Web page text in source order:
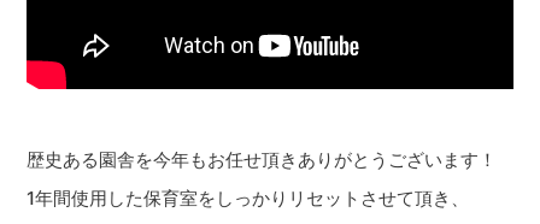
歴史ある園舎を今年もお任せ頂きありがとうございます！
1年間使用した保育室をしっかりリセットさせて頂き、